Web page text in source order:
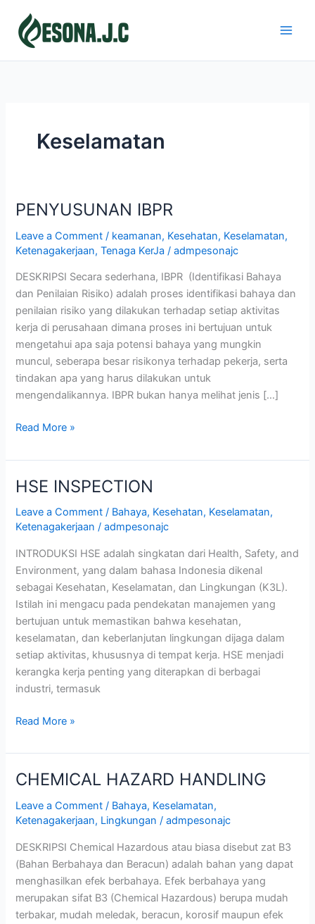
content
Keselamatan
PENYUSUNAN IBPR
Leave a Comment / keamanan, Kesehatan, Keselamatan,
Ketenagakerjaan,Tenaga KerJa /admpesonajc
DESKRIPSI Secara sederhana, IBPR (Identifikasi Bahaya
dan Penilaian Risiko) adalah proses identifikasi bahaya dan
penilaian risiko yang dilakukan terhadap setiap aktivitas
kerja di perusahaan dimana proses ini bertujuan untuk
mengetahui apa saja potensi bahaya yang mungkin
muncul, seberapa besar risikonya terhadap pekerja, serta
tindakan apa yang harus dilakukan untuk
mengendalikannya. IBPR bukan hanya melihat jenis […]
PENYUSUNAN
Read More »
HSE INSPECTION
Leave a Comment / Bahaya, Kesehatan, Keselamatan,
Ketenagakerjaan /admpesonajc
INTRODUKSI HSE adalah singkatan dari Health, Safety, and
Environment, yang dalam bahasa Indonesia dikenal
sebagai Kesehatan, Keselamatan, dan Lingkungan (K3L).
Istilah ini mengacu pada pendekatan manajemen yang
bertujuan untuk memastikan bahwa kesehatan,
keselamatan, dan keberlanjutan lingkungan dijaga dalam
setiap aktivitas, khususnya di tempat kerja. HSE menjadi
kerangka kerja penting yang diterapkan di berbagai
industri, termasuk
HSE
Read More »
CHEMICAL HAZARD HANDLING
Leave a Comment / Bahaya, Keselamatan,
Ketenagakerjaan, Lingkungan /admpesonajc
DESKRIPSI Chemical Hazardous atau biasa disebut zat B3
(Bahan Berbahaya dan Beracun) adalah bahan yang dapat
menghasilkan efek berbahaya. Efek berbahaya yang
merupakan sifat B3 (Chemical Hazardous) berupa mudah
terbakar, mudah meledak, beracun, korosif maupun efek
CHEMICAL
HANDLING